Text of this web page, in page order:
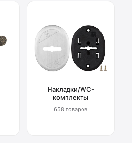
Накладки/WC-
комплекты
658 товаров